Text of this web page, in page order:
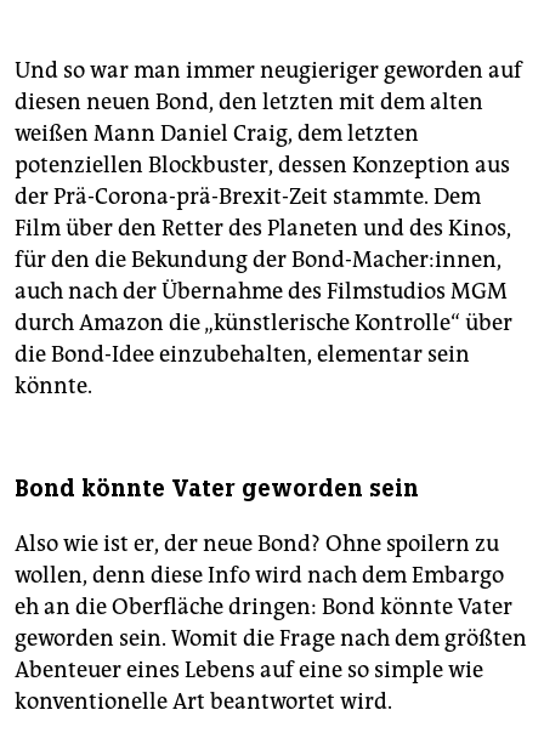
Und so war man immer neugieriger geworden auf
diesen neuen Bond, den letzten mit dem alten
weißen Mann Daniel Craig, dem letzten
potenziellen Blockbuster, dessen Konzeption aus
der Prä-Corona-prä-Brexit-Zeit stammte. Dem
Film über den Retter des Planeten und des Kinos,
für den die Bekundung der Bond-Macher:innen,
auch nach der Übernahme des Filmstudios MGM
durch Amazon die „künstlerische Kontrolle“ über
die Bond-Idee einzubehalten, elementar sein
könnte.
Bond könnte Vater geworden sein
Also wie ist er, der neue Bond? Ohne spoilern zu
wollen, denn diese Info wird nach dem Embargo
eh an die Oberfläche dringen: Bond könnte Vater
geworden sein. Womit die Frage nach dem größten
Abenteuer eines Lebens auf eine so simple wie
konventionelle Art beantwortet wird.